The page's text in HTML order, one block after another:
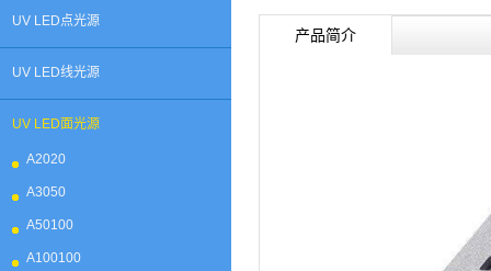
UV LED点光源
UV LED线光源
UV LED面光源
A2020
A3050
A50100
A100100
产品简介